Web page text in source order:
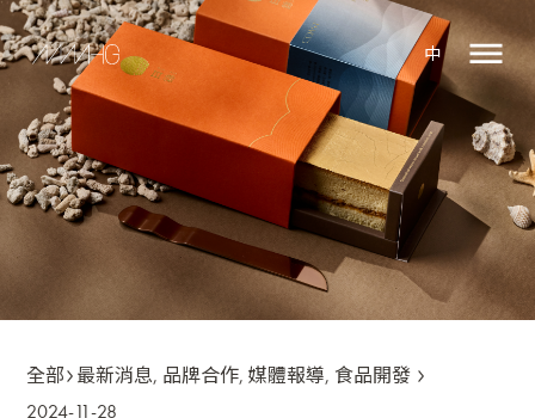
中
全部 最新消息, 品牌合作,媒體報導, 食品開發
2024-11-28